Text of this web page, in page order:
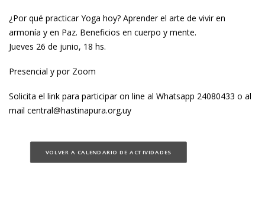
¿Por qué practicar Yoga hoy? Aprender el arte de vivir en
armonía y en Paz. Beneficios en cuerpo y mente.
Jueves 26 de junio, 18 hs.
Presencial y por Zoom
Solicita el link para participar on line al Whatsapp 24080433 o al
mail central@hastinapura.org.uy
VOLVER A CALENDARIO DE ACTIVIDADES